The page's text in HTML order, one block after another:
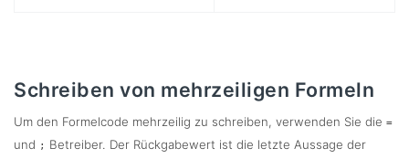
Schreiben von mehrzeiligen Formeln
Um den Formelcode mehrzeilig zu schreiben, verwenden Sie die =
und ;
Betreiber. Der Rückgabewert ist die letzte Aussage der